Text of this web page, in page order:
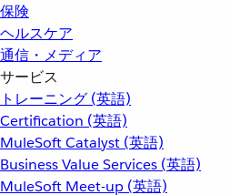
保険
ヘルスケア
通信・メディア
サービス
トレーニング (英語)
Certification (英語)
MuleSoft Catalyst (英語)
Business Value Services (英語)
MuleSoft Meet-up (英語)